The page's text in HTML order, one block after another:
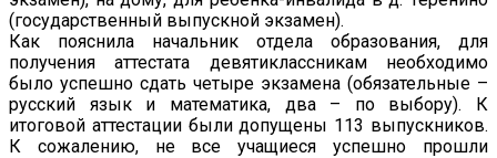
(государственный выпускной экзамен).
Как пояснила начальник отдела образования, для
получения аттестата девятиклассникам необходимо
было успешно сдать четыре экзамена (обязательные –
русский язык и математика, два – по выбору). К
итоговой аттестации были допущены 113 выпускников.
К сожалению, не все учащиеся успешно прошли